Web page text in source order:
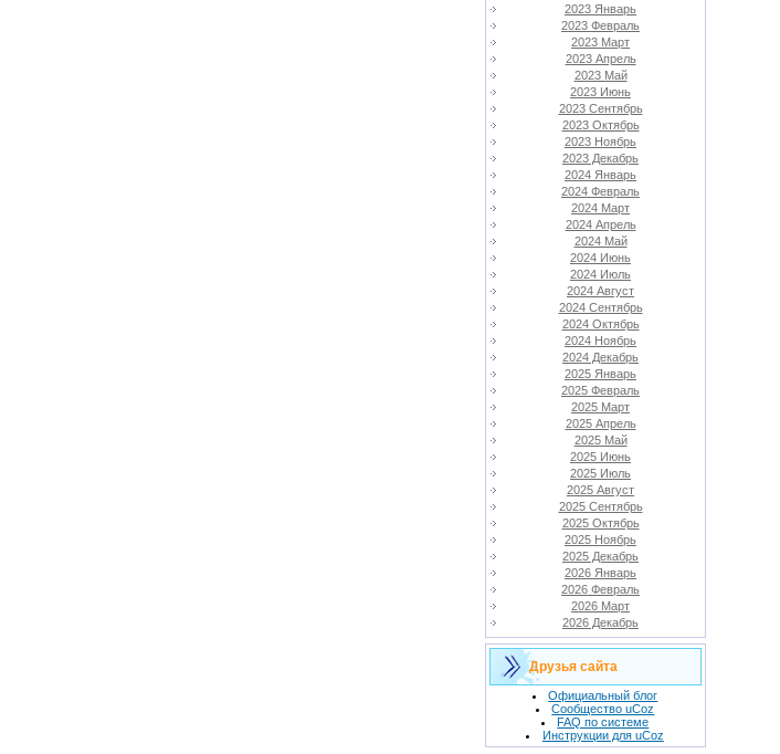
2023 Январь
2023 Февраль
2023 Март
2023 Апрель
2023 Май
2023 Июнь
2023 Сентябрь
2023 Октябрь
2023 Ноябрь
2023 Декабрь
2024 Январь
2024 Февраль
2024 Март
2024 Апрель
2024 Май
2024 Июнь
2024 Июль
2024 Август
2024 Сентябрь
2024 Октябрь
2024 Ноябрь
2024 Декабрь
2025 Январь
2025 Февраль
2025 Март
2025 Апрель
2025 Май
2025 Июнь
2025 Июль
2025 Август
2025 Сентябрь
2025 Октябрь
2025 Ноябрь
2025 Декабрь
2026 Январь
2026 Февраль
2026 Март
2026 Декабрь
Друзья сайта
Официальный блог
Сообщество uCoz
FAQ по системе
Инструкции для uCoz